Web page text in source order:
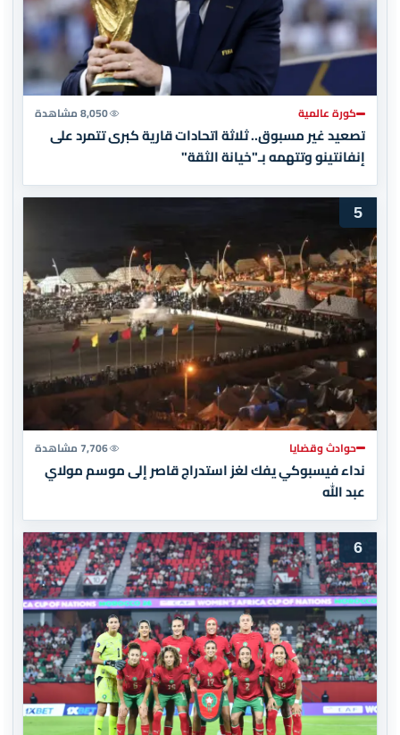
كورة عالمية 8,050 مشاهدة
تصعيد غير مسبوق.. ثلاثة اتحادات قارية كبرى تتمرد على
إنفانتينو وتتهمه بـ"خيانة الثقة"
5
حوادث وقضايا 7,706 مشاهدة
نداء فيسبوكي يفك لغز استدراج قاصر إلى موسم مولاي
عبد الله
6